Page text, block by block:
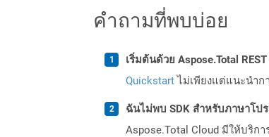
คำถามที่พบบ่อย
เริ่มต้นด้วย Aspose.Total
Quickstartไม่เพียงแต่แนะนำก
ฉันไม่พบ SDK สำหรับภาษาโป
Aspose.Total Cloud มีให้บริก